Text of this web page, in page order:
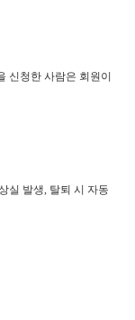
신청한 사람은 회원이
실 발생, 탈퇴 시 자동